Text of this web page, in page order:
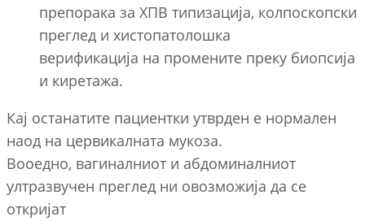
препорака за ХПВ типизација, колпоскопски
преглед и хистопатолошка
верификација на промените преку биопсија
и киретажа.
Кај останатите пациентки утврден е нормален
наод на цервикалната мукоза.
Вооедно, вагиналниот и абдоминалниот
ултразвучен преглед ни овозможија да се
откријат